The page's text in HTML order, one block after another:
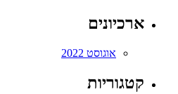
ארכיונים
אוגוסט 2022
קטגוריות